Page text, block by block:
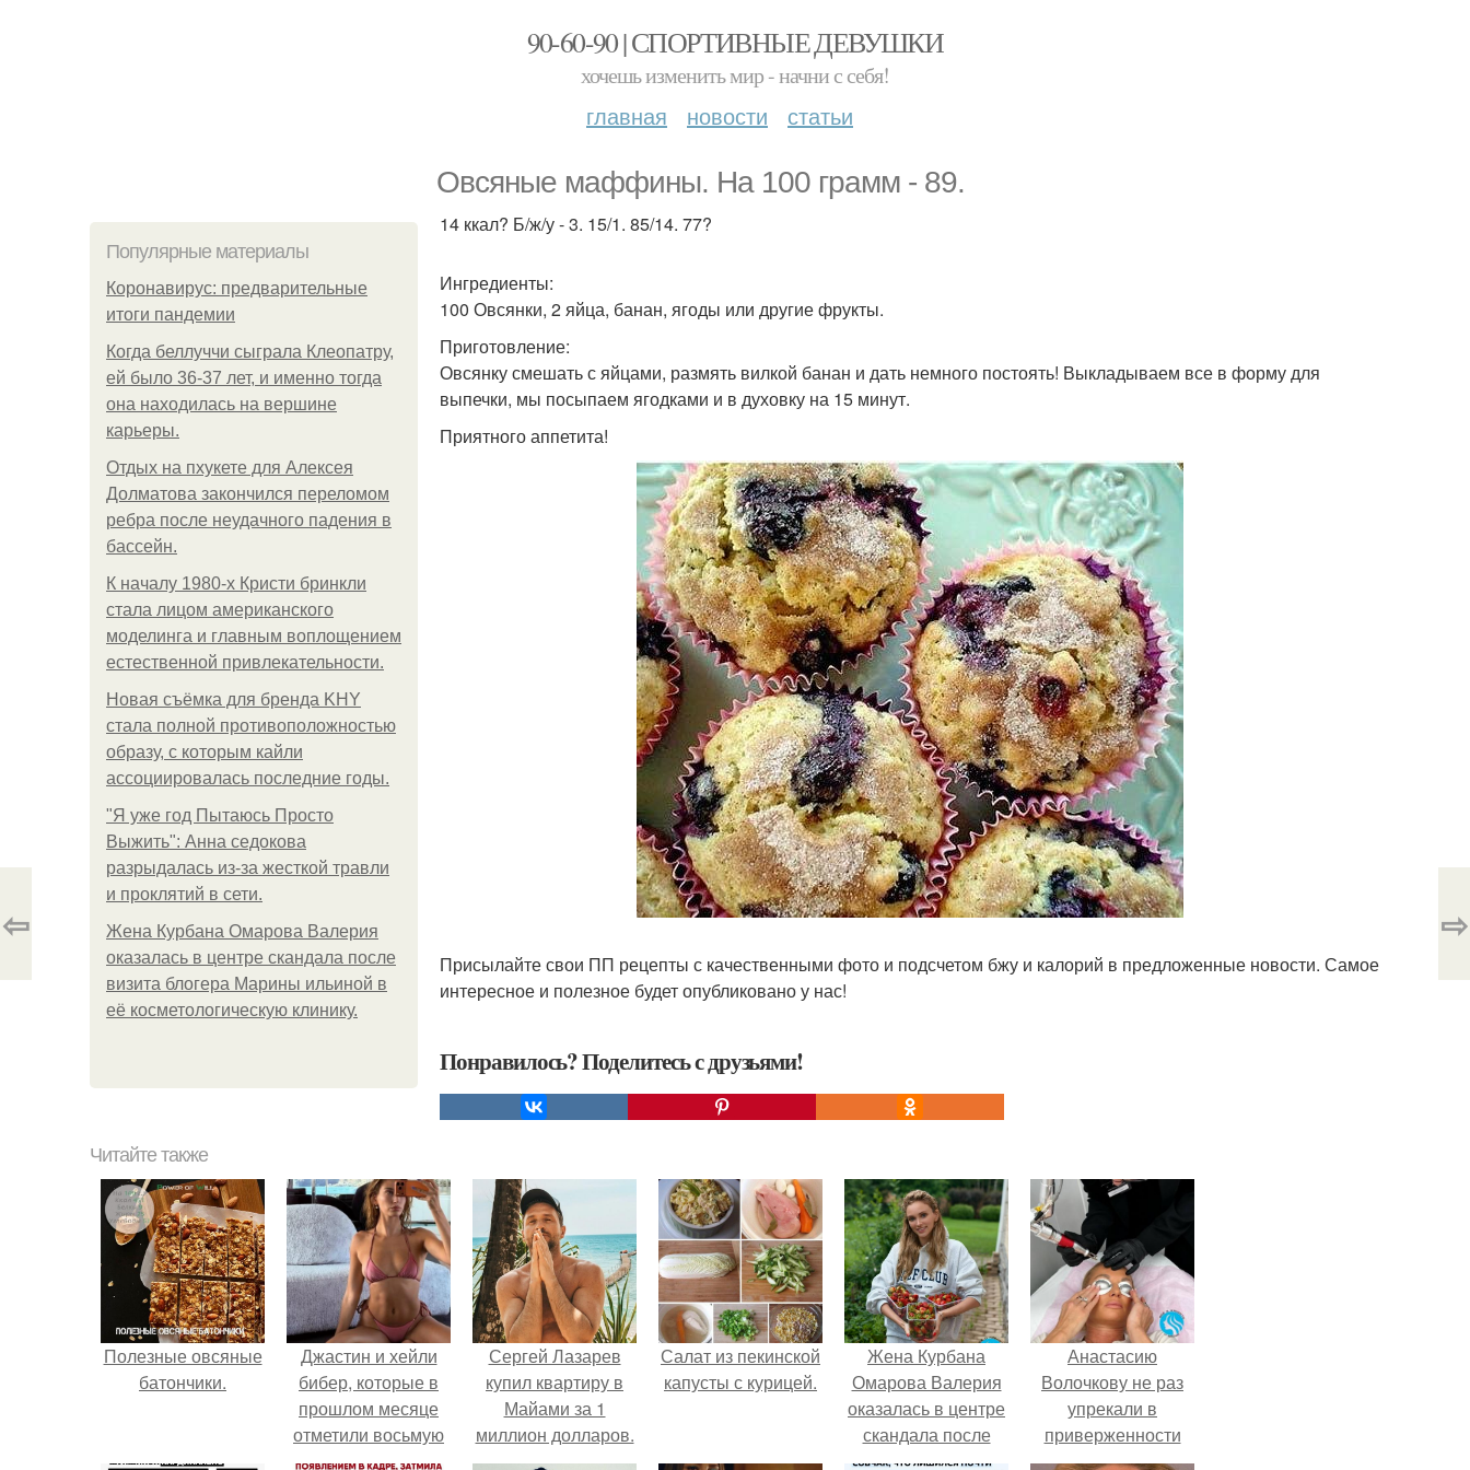
90-60-90 | СПОРТИВНЫЕ ДЕВУШКИ
хочешь изменить мир - начни с себя!
главная новости статьи
Овсяные маффины. На 100 грамм - 89.
Популярные материалы
Коронавирус: предварительные
итоги пандемии
Когда беллуччи сыграла Клеопатру,
ей было 36-37 лет, и именно тогда
она находилась на вершине
карьеры.
Отдых на пхукете для Алексея
Долматова закончился переломом
ребра после неудачного падения в
бассейн.
К началу 1980-х Кристи бринкли
стала лицом американского
моделинга и главным воплощением
естественной привлекательности.
Новая съёмка для бренда KHY
стала полной противоположностью
образу, с которым кайли
ассоциировалась последние годы.
"Я уже год Пытаюсь Просто
Выжить": Анна седокова
разрыдалась из-за жесткой травли
и проклятий в сети.
Жена Курбана Омарова Валерия
оказалась в центре скандала после
визита блогера Марины ильиной в
её косметологическую клинику.
14 ккал? Б/ж/у - 3. 15/1. 85/14. 77?
Ингредиенты:
100 Овсянки, 2 яйца, банан, ягоды или другие фрукты.
Приготовление:
Овсянку смешать с яйцами, размять вилкой банан и дать немного постоять! Выкладываем все в форму для
выпечки, мы посыпаем ягодками и в духовку на 15 минут.
Приятного аппетита!
Присылайте свои ПП рецепты с качественными фото и подсчетом бжу и калорий в предложенные новости. Самое
интересное и полезное будет опубликовано у нас!
Понравилось? Поделитесь с друзьями!
⇦ ⇨
Читайте также
Полезные овсяные
батончики.
Джастин и хейли
бибер, которые в
прошлом месяце
отметили восьмую
годовщину
Сергей Лазарев
купил квартиру в
Майами за 1
миллион долларов.
Салат из пекинской
капусты с курицей.
Жена Курбана
Омарова Валерия
оказалась в центре
скандала после
визита блогера
Анастасию
Волочкову не раз
упрекали в
приверженности
устаревшим бьюти -